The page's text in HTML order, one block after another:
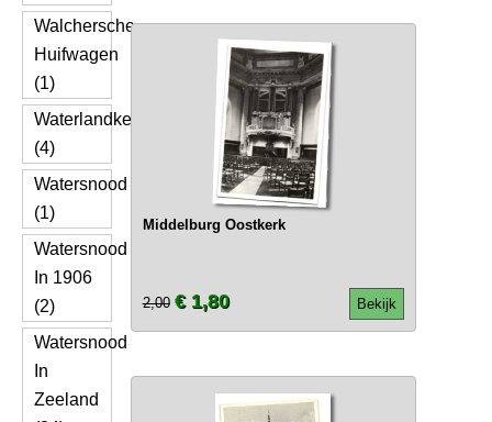
Walchersche
Huifwagen
(1)
Waterlandkerkje
(4)
Watersnood
(1)
Watersnood
In 1906
(2)
Watersnood
In
Zeeland
Middelburg Oostkerk
Bekijk
2,00 € 1,80